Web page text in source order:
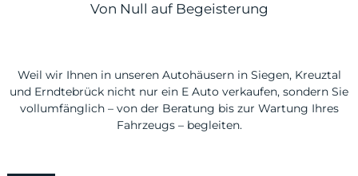
Von Null auf Begeisterung
Weil wir Ihnen in unseren Autohäusern in Siegen, Kreuztal
und Erndtebrück nicht nur ein E Auto verkaufen, sondern Sie
vollumfänglich – von der Beratung bis zur Wartung Ihres
Fahrzeugs – begleiten.